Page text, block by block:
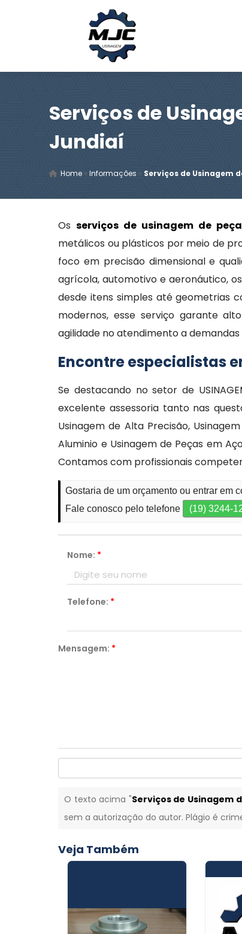
Serviços de
Jundiaí
Home »Informações » Serviços de Usinagem
Osserviços de usinagem de
metálicos ou plásticos por meio de
foco em precisão dimensional e
agrícola, automotivo e aeronáutico,
desde itens simples até geometrias
modernos, esse serviço garante
agilidade no atendimento a
Encontre especialistas
Se destacando no setor de
excelente assessoria tanto nas
Usinagem de Alta Precisão,
Aluminio e Usinagem de Peças em
Contamos com profissionais
Gostaria de um orçamento ou entrar em
Fale conosco pelo telefone
(19) 3244-
Nome: *
Telefone: *
Mensagem: *
O texto acima "Serviços de Usinagem
sem a autorização do autor. Plágio é
Veja Também